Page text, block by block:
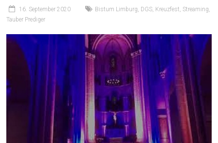
16. September 2020 Bistum Limburg DGS Kreuzfest Streaming
Tauber Prediger